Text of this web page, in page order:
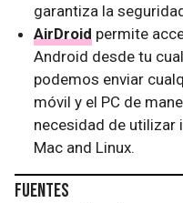
garantiza la
AirDroid permite
Android desde tu
podemos enviar
móvil y el PC de
necesidad de utilizar
Mac and Linux.
Fuentes